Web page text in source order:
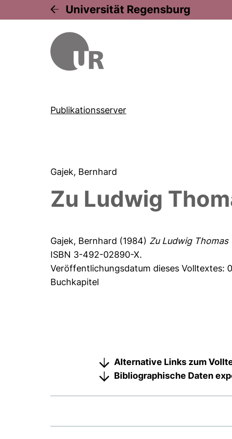
Universität Regensburg
Publikationsserver
Gajek, Bernhard
Zu Ludwig
Gajek, Bernhard (1984) Zu Ludwig Thomas
ISBN 3-492-02890-X.
Veröffentlichungsdatum dieses Volltextes:
Buchkapitel
Alternative Links zum
Bibliographische Daten